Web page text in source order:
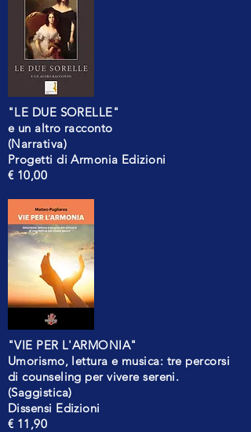
"LE DUE SORELLE"
e un altro racconto
(Narrativa)
Progetti di Armonia Edizioni
€ 10,00
"VIE PER L'ARMONIA"
Umorismo, lettura e musica: tre percorsi
di counseling per vivere sereni.
(Saggistica)
Dissensi Edizioni
€ 11,90